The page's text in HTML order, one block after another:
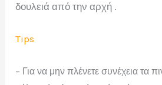
δουλειά από την αρχή .
Tips
– Για να μην πλένετε συνέχεια τα